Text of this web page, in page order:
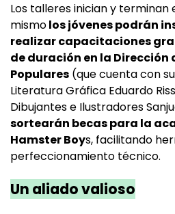
Los talleres inician y terminan
mismolos jóvenes podrán
realizar capacitaciones
de duración en la Dirección
Populares (que cuenta con
Literatura Gráfica Eduardo
Dibujantes e Ilustradores
sortearán becas para la
Hamster Boys, facilitando
perfeccionamiento técnico.
Un aliado valioso